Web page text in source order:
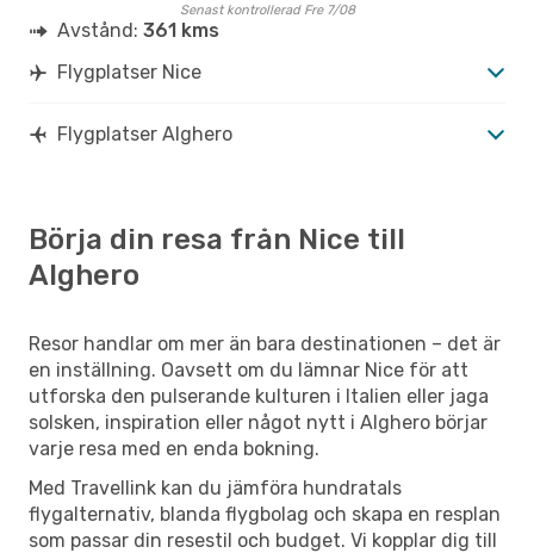
Senast kontrollerad Fre 7/08
Avstånd: 361 kms
Flygplatser Nice
Flygplatser Alghero
Börja din resa från Nice till
Alghero
Resor handlar om mer än bara destinationen – det är
en inställning. Oavsett om du lämnar Nice för att
utforska den pulserande kulturen i Italien eller jaga
solsken, inspiration eller något nytt i Alghero börjar
varje resa med en enda bokning.
Med Travellink kan du jämföra hundratals
flygalternativ, blanda flygbolag och skapa en resplan
som passar din resestil och budget. Vi kopplar dig till